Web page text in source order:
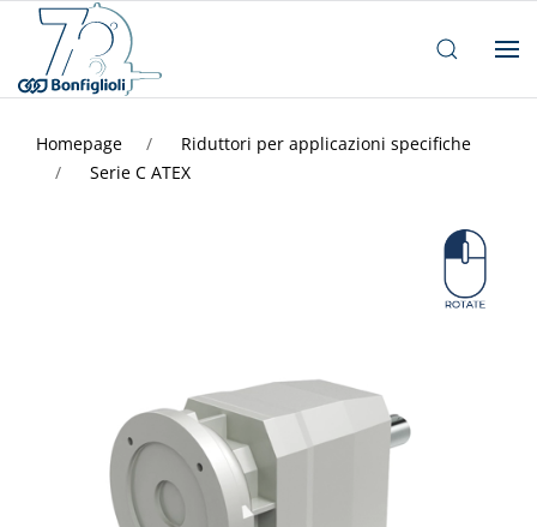
Homepage
Riduttori per applicazioni specifiche
Serie C ATEX